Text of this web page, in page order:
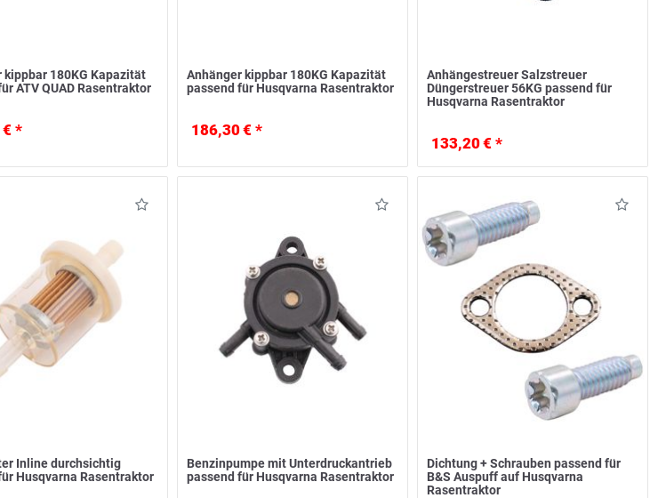
kippbar 180KG Kapazität
ATV QUAD Rasentraktor
€ *
Anhänger kippbar 180KG Kapazität
passend für Husqvarna Rasentraktor
186,30 € *
Anhängestreuer Salzstreuer
Düngerstreuer 56KG passend für
Husqvarna Rasentraktor
133,20 € *
Inline durchsichtig
Husqvarna Rasentraktor
Benzinpumpe mit Unterdruckantrieb
passend für Husqvarna Rasentraktor
Dichtung + Schrauben passend für
B&S Auspuff auf Husqvarna
Rasentraktor